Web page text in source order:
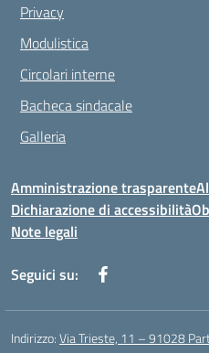
Privacy
Modulistica
Circolari interne
Bacheca sindacale
Galleria
Amministrazione trasparente
Dichiarazione di accessibilità
Note legali
Seguici su:
Indirizzo:Via Trieste, 11 – 91028